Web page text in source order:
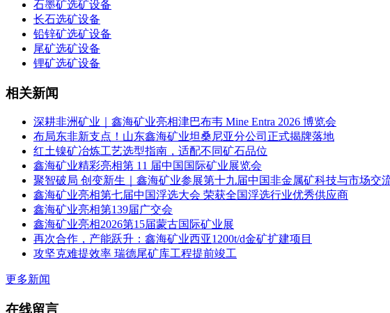
石墨矿选矿设备
长石选矿设备
铅锌矿选矿设备
尾矿选矿设备
锂矿选矿设备
相关新闻
深耕非洲矿业｜鑫海矿业亮相津巴布韦 Mine Entra 2026 博览会
布局东非新支点！山东鑫海矿业坦桑尼亚分公司正式揭牌落地
红土镍矿冶炼工艺选型指南，适配不同矿石品位
鑫海矿业精彩亮相第 11 届中国国际矿业展览会
聚智破局 创变新生｜鑫海矿业参展第十九届中国非金属矿科技与市场交
鑫海矿业亮相第七届中国浮选大会 荣获全国浮选行业优秀供应商
鑫海矿业亮相第139届广交会
鑫海矿业亮相2026第15届蒙古国际矿业展
再次合作，产能跃升：鑫海矿业西亚1200t/d金矿扩建项目
攻坚克难提效率 瑞德尾矿库工程提前竣工
更多新闻
在线留言